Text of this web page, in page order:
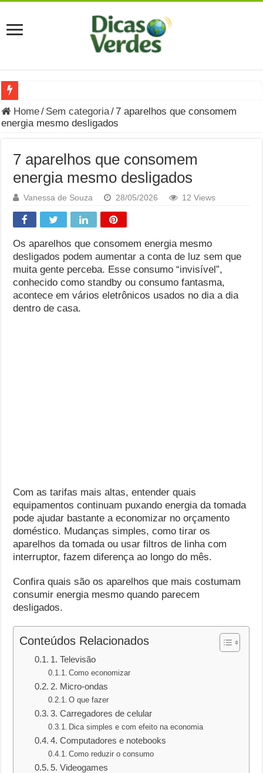
Grávida Pode Comer Pastrami? Saiba Quando o Consumo é
8 Bebidas saudáveis e ricas em eletrólitos: quais são e
Você sabe o que é uma Economia Circular?
Carta Psicografada de Isabella Nardoni : O que Diz a
Grávida pode comer picles e alimentos em conserva durante
Grávida pode comer Ceviche? Entenda os riscos na gravidez
Carta Psicografada João Hélio: Revelação, Paz e a Lei do
Carta Psicografada de Eduardo Campos
Home/ Sem categoria/7 aparelhos que consomem
energia mesmo desligados
7 aparelhos que consomem
energia mesmo desligados
Vanessa de Souza 28/05/2026 12 Views
Os aparelhos que consomem energia mesmo
desligados podem aumentar a conta de luz sem que
muita gente perceba. Esse consumo “invisível”,
conhecido como standby ou consumo fantasma,
acontece em vários eletrônicos usados no dia a dia
dentro de casa.
Com as tarifas mais altas, entender quais
equipamentos continuam puxando energia da tomada
pode ajudar bastante a economizar no orçamento
doméstico. Mudanças simples, como tirar os
aparelhos da tomada ou usar filtros de linha com
interruptor, fazem diferença ao longo do mês.
Confira quais são os aparelhos que mais costumam
consumir energia mesmo quando parecem
desligados.
Conteúdos Relacionados
1. Televisão
Como economizar
2. Micro-ondas
O que fazer
3. Carregadores de celular
Dica simples e com efeito na economia
4. Computadores e notebooks
Como reduzir o consumo
5. Videogames